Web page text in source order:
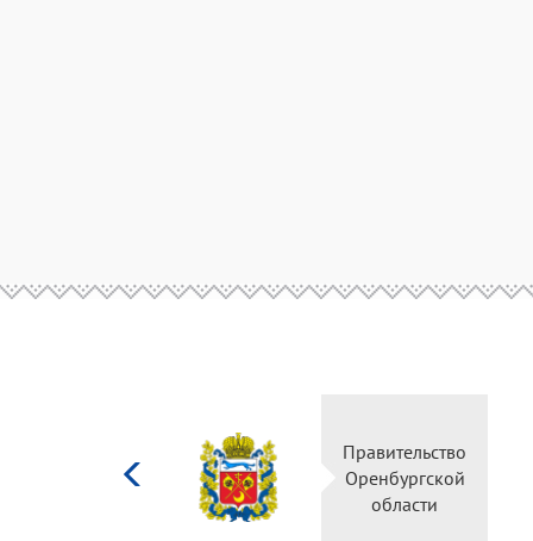
Министерство
культуры
Российской
федерации